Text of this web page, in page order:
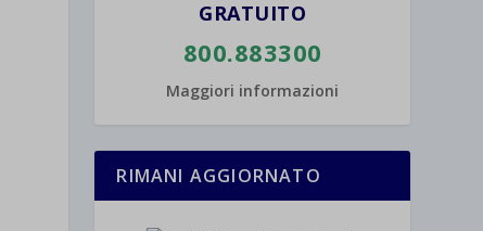
GRATUITO
800.883300
Maggiori informazioni
RIMANI AGGIORNATO